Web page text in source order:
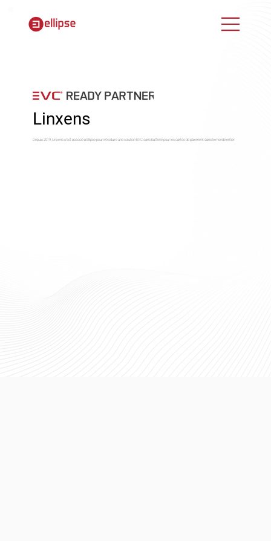
Linxens
Depuis 2019, Linxens s'est associé à Ellipse pour introduire une solution EVC sans batterie pour les cartes de paiement dans le monde entier.